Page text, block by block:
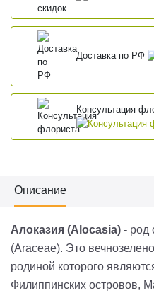
Доставка по РФ
Консультация
Описание
Алоказия (Alocasia) - род
(Araceae). Это
родиной которого
Филиппинских островов,